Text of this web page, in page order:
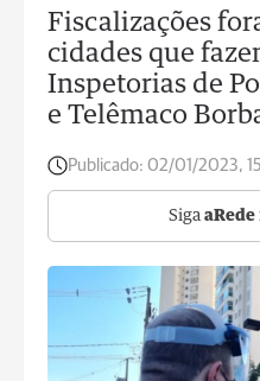
Fiscalizações
cidades que
Inspetorias de
e Telêmaco
Publicado: 02/01/2023,
Siga aRede